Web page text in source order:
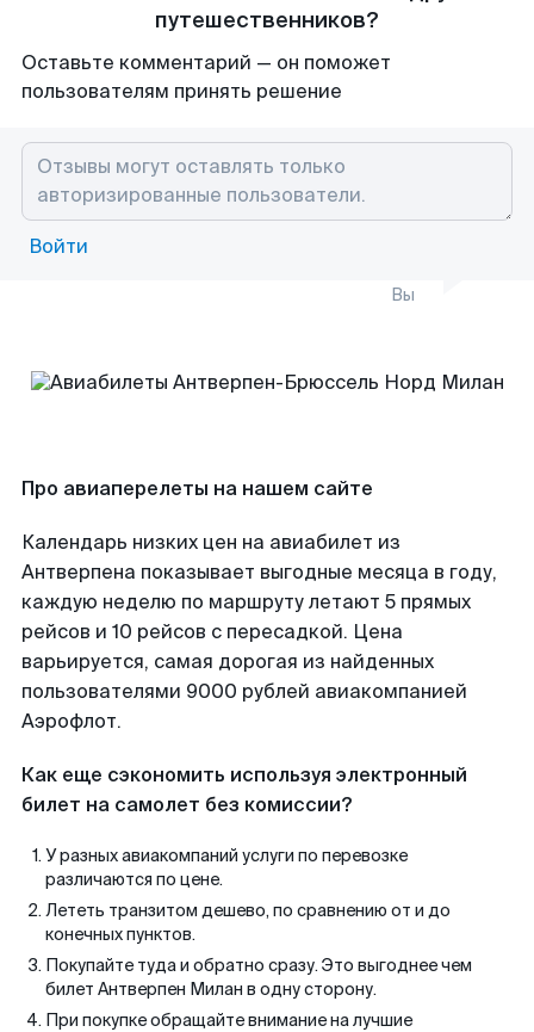
путешественников?
Оставьте комментарий — он поможет
пользователям принять решение
Войти
Вы
Про авиаперелеты на нашем сайте
Календарь низких цен на авиабилет из
Антверпена показывает выгодные месяца в году,
каждую неделю по маршруту летают 5 прямых
рейсов и 10 рейсов с пересадкой. Цена
варьируется, самая дорогая из найденных
пользователями 9000 рублей авиакомпанией
Аэрофлот.
Как еще сэкономить используя электронный
билет на самолет без комиссии?
У разных авиакомпаний услуги по перевозке
различаются по цене.
Лететь транзитом дешево, по сравнению от и до
конечных пунктов.
Покупайте туда и обратно сразу. Это выгоднее чем
билет Антверпен Милан в одну сторону.
При покупке обращайте внимание на лучшие